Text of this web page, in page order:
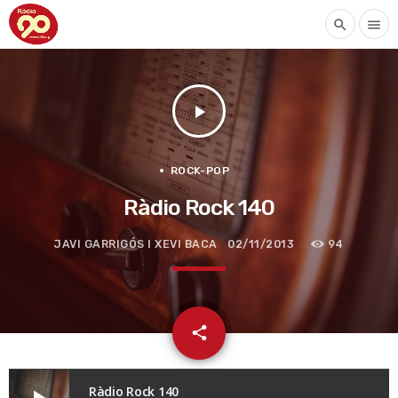
search menu
play_arrow
ROCK-POP
Ràdio Rock 140
JAVI GARRIGÓS I XEVI BACA 02/11/2013 94
share
email
Ràdio Rock 140